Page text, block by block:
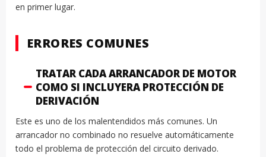
en primer lugar.
ERRORES COMUNES
TRATAR CADA ARRANCADOR DE MOTOR
COMO SI INCLUYERA PROTECCIÓN DE
DERIVACIÓN
Este es uno de los malentendidos más comunes. Un
arrancador no combinado no resuelve automáticamente
todo el problema de protección del circuito derivado.